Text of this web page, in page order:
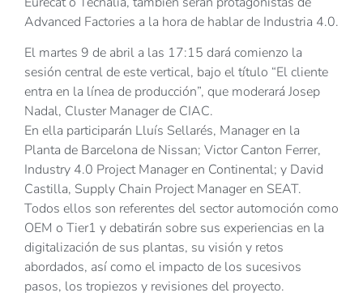
Advanced Factories a la hora de hablar de Industria 4.0.
El martes 9 de abril a las 17:15 dará comienzo la
sesión central de este vertical, bajo el título “El cliente
entra en la línea de producción”, que moderará Josep
Nadal, Cluster Manager de CIAC.
En ella participarán Lluís Sellarés, Manager en la
Planta de Barcelona de Nissan; Victor Canton Ferrer,
Industry 4.0 Project Manager en Continental; y David
Castilla, Supply Chain Project Manager en SEAT.
Todos ellos son referentes del sector automoción como
OEM o Tier1 y debatirán sobre sus experiencias en la
digitalización de sus plantas, su visión y retos
abordados, así como el impacto de los sucesivos
pasos, los tropiezos y revisiones del proyecto.